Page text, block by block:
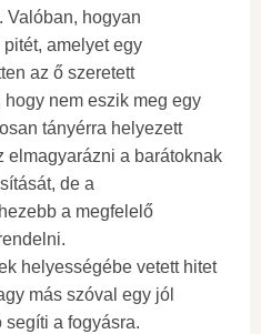
Valóban, hogyan
amelyet egy
az ő szeretett
nem eszik meg egy
tányérra helyezett
elmagyarázni a barátoknak
de a
a megfelelő
helyességébe vetett hitet
más szóval egy jól
segíti a fogyásra.